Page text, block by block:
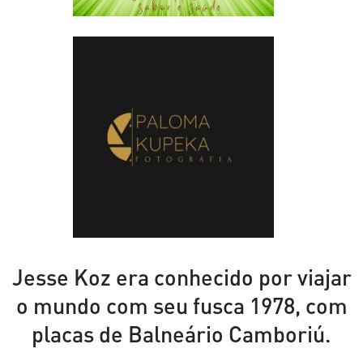
Jesse Koz era conhecido por viajar
o mundo com seu fusca 1978, com
placas de Balneário Camboriú.